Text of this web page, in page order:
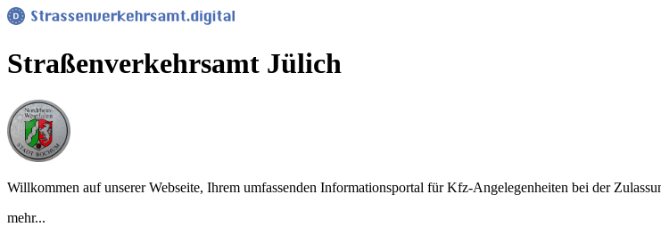
Straßenverkehrsamt Jülich
Willkommen auf unserer Webseite, Ihrem umfassenden Informationsportal für Kfz-Angelegenheiten bei der
mehr...